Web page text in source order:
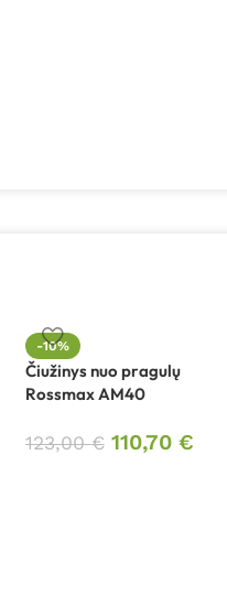
-10%
Čiužinys nuo pragulų
Rossmax AM40
123,00€ 110,70 €